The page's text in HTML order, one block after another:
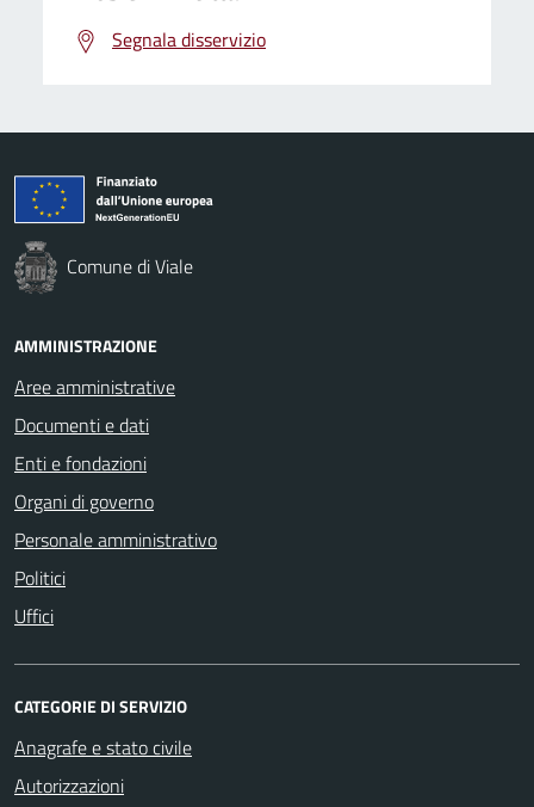
Segnala disservizio
Comune di Viale
AMMINISTRAZIONE
Aree amministrative
Documenti e dati
Enti e fondazioni
Organi di governo
Personale amministrativo
Politici
Uffici
CATEGORIE DI SERVIZIO
Anagrafe e stato civile
Autorizzazioni